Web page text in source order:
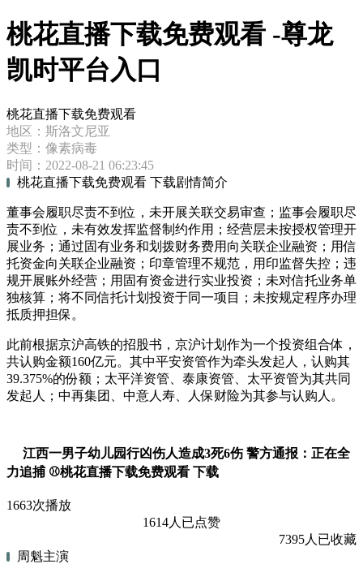
桃花直播下载免费观看 -尊龙
凯时平台入口
桃花直播下载免费观看
地区：斯洛文尼亚
类型：像素病毒
时间：2022-08-21 06:23:45
桃花直播下载免费观看 下载剧情简介
董事会履职尽责不到位，未开展关联交易审查；监事会履职尽
责不到位，未有效发挥监督制约作用；经营层未按授权管理开
展业务；通过固有业务和划拨财务费用向关联企业融资；用信
托资金向关联企业融资；印章管理不规范，用印监督失控；违
规开展账外经营；用固有资金进行实业投资；未对信托业务单
独核算；将不同信托计划投资于同一项目；未按规定程序办理
抵质押担保。
此前根据京沪高铁的招股书，京沪计划作为一个投资组合体，
共认购金额160亿元。其中平安资管作为牵头发起人，认购其
39.375%的份额；太平洋资管、泰康资管、太平资管为其共同
发起人；中再集团、中意人寿、人保财险为其参与认购人。
江西一男子幼儿园行凶伤人造成3死6伤 警方通报：正在全
力追捕 ⚾桃花直播下载免费观看 下载
1663次播放
1614人已点赞
7395人已收藏
周魁主演